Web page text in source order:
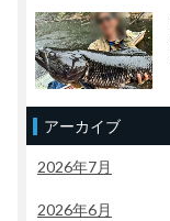
アーカイブ
2026年7月
2026年6月